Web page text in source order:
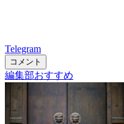
Telegram
コメント
編集部おすすめ